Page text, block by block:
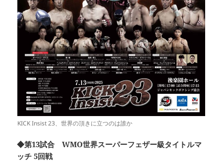
KICK Insist 23、世界の頂きに立つのは誰か
◆第13試合 WMO世界スーパーフェザー級タイトルマ
ッチ 5回戦